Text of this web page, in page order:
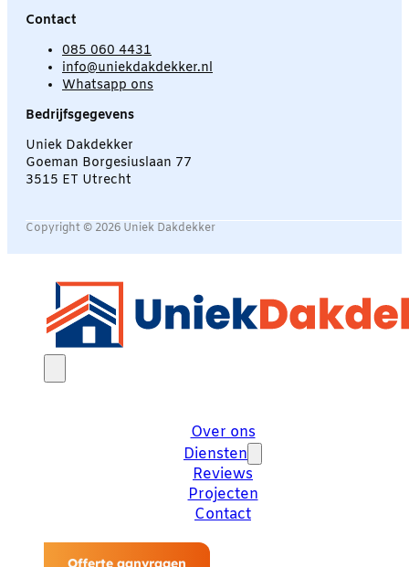
Contact
085 060 4431
info@uniekdakdekker.nl
Whatsapp ons
Bedrijfsgegevens
Uniek Dakdekker
Goeman Borgesiuslaan 77
3515 ET Utrecht
Copyright © 2026 Uniek Dakdekker
Over ons
Diensten
Reviews
Projecten
Contact
Offerte aanvragen